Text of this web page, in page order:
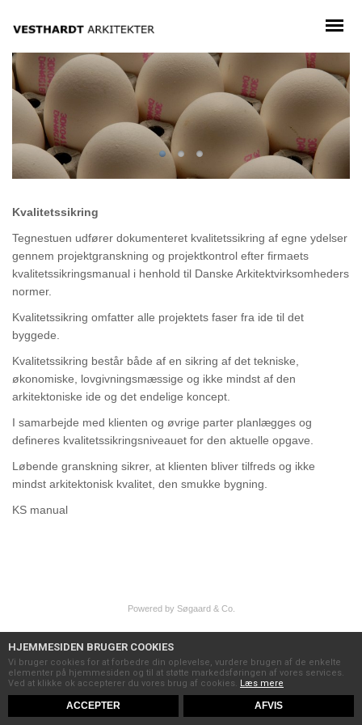
Kvalitetssikring
Tegnestuen udfører dokumenteret kvalitetssikring af egne ydelser
gennem projektgranskning og projektkontrol efter firmaets
kvalitetssikringsmanual i henhold til Danske Arkitektvirksomheders
normer.
Kvalitetssikring omfatter alle projektets faser fra ide til det
byggede.
Kvalitetssikring består både af en sikring af det tekniske,
økonomiske, lovgivningsmæssige og ikke mindst af den
arkitektoniske ide og det endelige koncept.
I samarbejde med klienten og øvrige parter planlægges og
defineres kvalitetssikringsniveauet for den aktuelle opgave.
Løbende granskning sikrer, at klienten bliver tilfreds og ikke
mindst arkitektonisk kvalitet, den smukke bygning.
KS manual
Powered by Søgaard & Co.
HJEMMESIDEN BRUGER COOKIES
Vi bruger cookies for at forbedre din oplevelse, vurdere brugen af de enkelte
elementer på hjemmesiden og til at støtte markedsføringen af vores services.
Ved at klikke ok accepterer du vores brug af cookies. Læs mere